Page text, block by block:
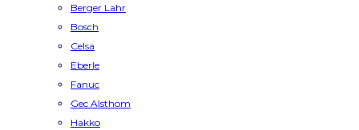
Berger Lahr
Bosch
Celsa
Eberle
Fanuc
Gec Alsthom
Hakko